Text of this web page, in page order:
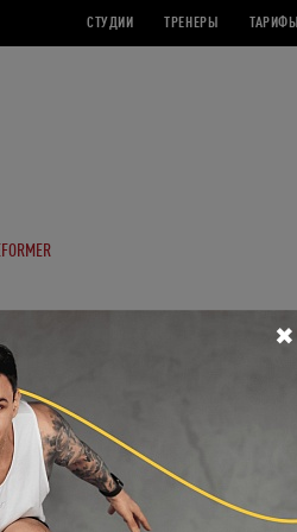
СТУДИИ ТРЕНЕРЫ ТАРИФЫ
тебя в
тебя в список. С этого момента у тебя
✖